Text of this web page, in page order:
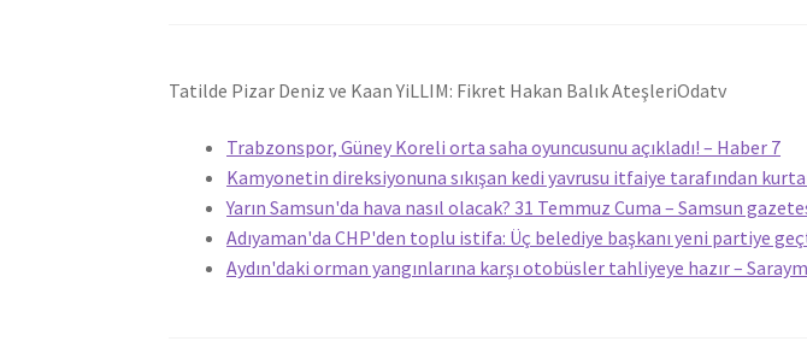
Tatilde Pizar Deniz ve Kaan YiLLIM: Fikret Hakan Balık AteşleriOdatv
Trabzonspor, Güney Koreli orta saha oyuncusunu açıkladı! – Haber 7
Kamyonetin direksiyonuna sıkışan kedi yavrusu itfaiye tarafından
Yarın Samsun'da hava nasıl olacak? 31 Temmuz Cuma – Samsun
Adıyaman'da CHP'den toplu istifa: Üç belediye başkanı yeni partiye
Aydın'daki orman yangınlarına karşı otobüsler tahliyeye hazır –